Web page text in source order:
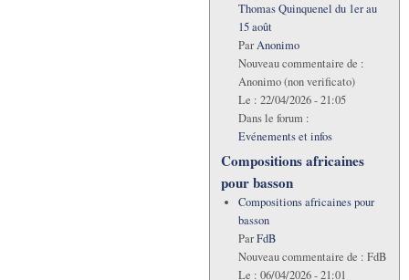
Thomas Quinquenel du 1er au
15 août
ParAnonimo
Nouveau commentaire de :
Anonimo (non verificato)
Le : 22/04/2026 - 21:05
Dans le forum :
Evénements et infos
Compositions africaines
pour basson
Compositions africaines pour
basson
ParFdB
Nouveau commentaire de : FdB
Le : 06/04/2026 - 21:01